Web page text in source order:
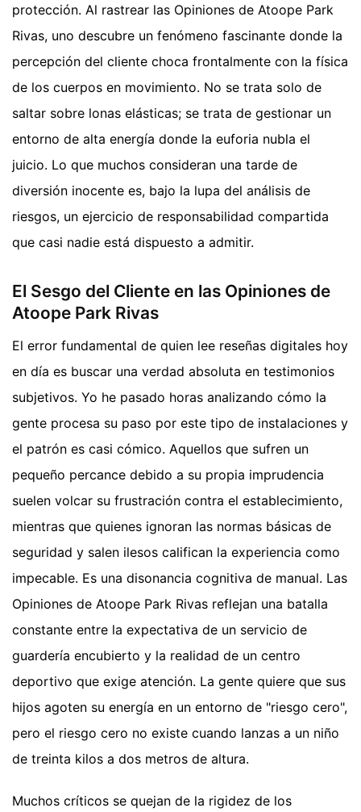
protección. Al rastrear las Opiniones de Atoope Park
Rivas, uno descubre un fenómeno fascinante donde la
percepción del cliente choca frontalmente con la física
de los cuerpos en movimiento. No se trata solo de
saltar sobre lonas elásticas; se trata de gestionar un
entorno de alta energía donde la euforia nubla el
juicio. Lo que muchos consideran una tarde de
diversión inocente es, bajo la lupa del análisis de
riesgos, un ejercicio de responsabilidad compartida
que casi nadie está dispuesto a admitir.
El Sesgo del Cliente en las Opiniones de
Atoope Park Rivas
El error fundamental de quien lee reseñas digitales hoy
en día es buscar una verdad absoluta en testimonios
subjetivos. Yo he pasado horas analizando cómo la
gente procesa su paso por este tipo de instalaciones y
el patrón es casi cómico. Aquellos que sufren un
pequeño percance debido a su propia imprudencia
suelen volcar su frustración contra el establecimiento,
mientras que quienes ignoran las normas básicas de
seguridad y salen ilesos califican la experiencia como
impecable. Es una disonancia cognitiva de manual. Las
Opiniones de Atoope Park Rivas reflejan una batalla
constante entre la expectativa de un servicio de
guardería encubierto y la realidad de un centro
deportivo que exige atención. La gente quiere que sus
hijos agoten su energía en un entorno de "riesgo cero",
pero el riesgo cero no existe cuando lanzas a un niño
de treinta kilos a dos metros de altura.
Muchos críticos se quejan de la rigidez de los